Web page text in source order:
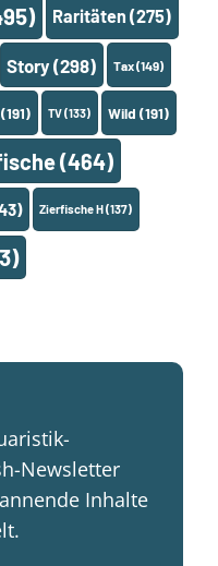
Raritäten (275)
Story (298) Tax(149)
(191) TV(133) Wild (191)
(464)
Zierfische H(137)
Newsletter
Inhalte